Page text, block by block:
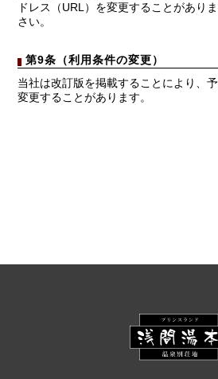
ドレス（URL）を変更することがあり
さい。
第9条（利用条件の変更）
当社は改訂版を掲載することにより、
変更することがあります。